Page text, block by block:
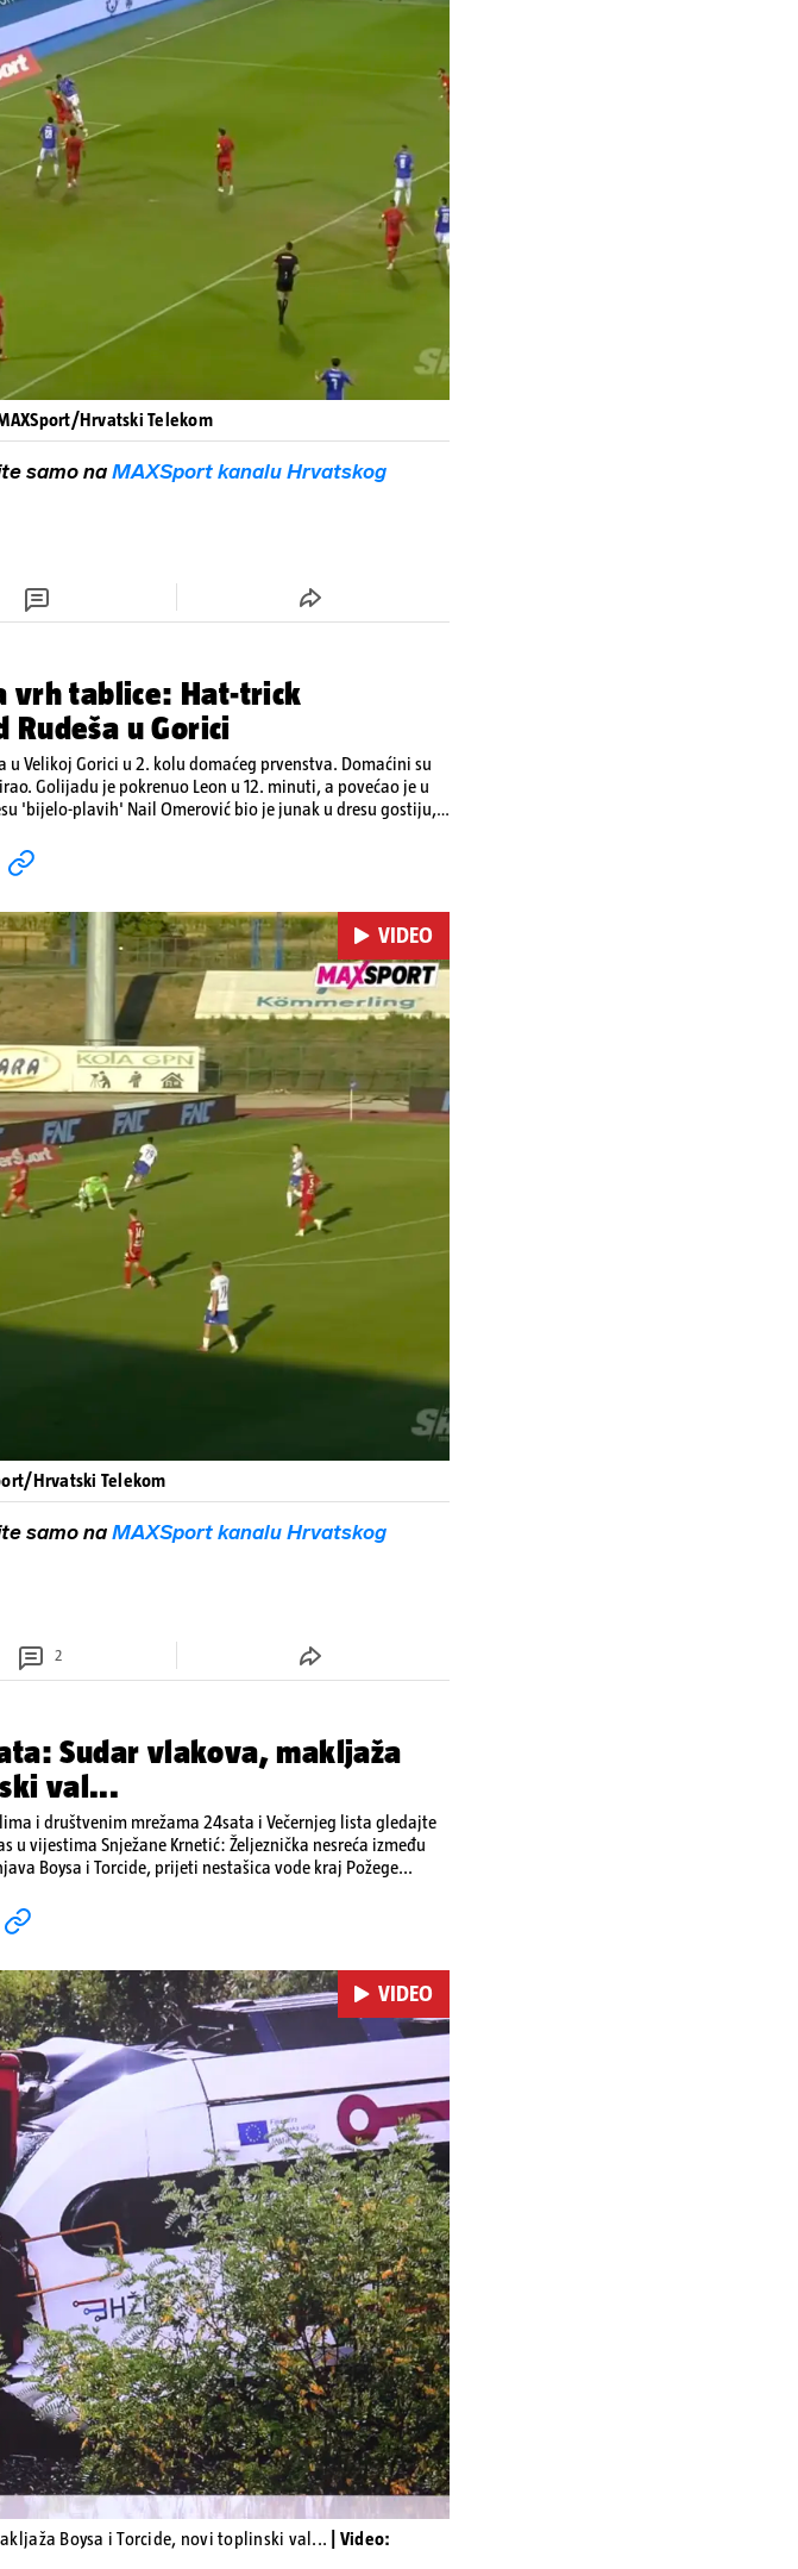
videa...
Hrvatski Telekom
samo na MAXSport kanalu Hrvatskog
vrh tablice: Hat-trick
u Gorici
u Velikoj Gorici u 2. kolu domaćeg prvenstva. Domaćini su
Golijadu je pokrenuo Leon u 12. minuti, a povećao je u
'bijelo-plavih' Nail Omerović bio je junak u dresu gostiju,
Utješni gol za smanjenje zaostatka u dresu Rudeša zabio
tablice HNL-a
videa...
VIDEO
Hrvatski Telekom
samo na MAXSport kanalu Hrvatskog
2
Sudar vlakova, makljaža
val...
i društvenim mrežama 24sata i Večernjeg lista gledajte
vijestima Snježane Krnetić: Željeznička nesreća između
Boysa i Torcide, prijeti nestašica vode kraj Požege...
videa...
VIDEO
Boysa i Torcide, novi toplinski val...
| Video: